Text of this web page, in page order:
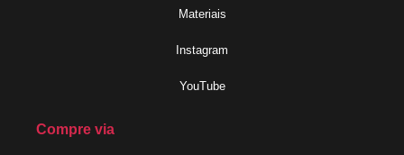
Materiais
Instagram
YouTube
Compre via